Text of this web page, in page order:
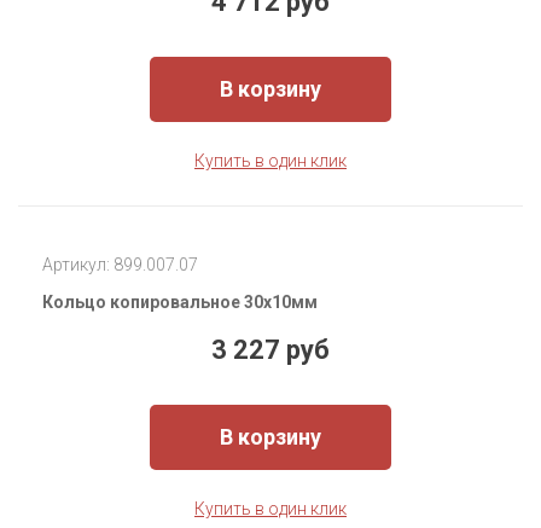
В корзину
Купить в один клик
Артикул: 899.007.07
Кольцо копировальное 30x10мм
3 227 руб
В корзину
Купить в один клик